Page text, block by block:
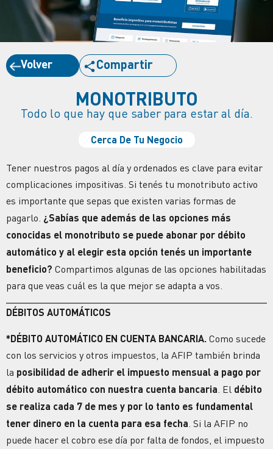
Volver Compartir
MONOTRIBUTO
Todo lo que hay que saber para estar al día.
Cerca De Tu Negocio
Tener nuestros pagos al día y ordenados es clave para evitar
complicaciones impositivas. Si tenés tu monotributo activo
es importante que sepas que existen varias formas de
pagarlo. ¿Sabías que además de las opciones más
conocidas el monotributo se puede abonar por débito
automático y al elegir esta opción tenés un importante
beneficio? Compartimos algunas de las opciones habilitadas
para que veas cuál es la que mejor se adapta a vos.
DÉBITOS AUTOMÁTICOS
*DÉBITO AUTOMÁTICO EN CUENTA BANCARIA. Como sucede
con los servicios y otros impuestos, la AFIP también brinda
la posibilidad de adherir el impuesto mensual a pago por
débito automático con nuestra cuenta bancaria . El débito
se realiza cada 7 de mes y por lo tanto es fundamental
tener dinero en la cuenta para esa fecha . Si la AFIP no
puede hacer el cobro ese día por falta de fondos, el impuesto